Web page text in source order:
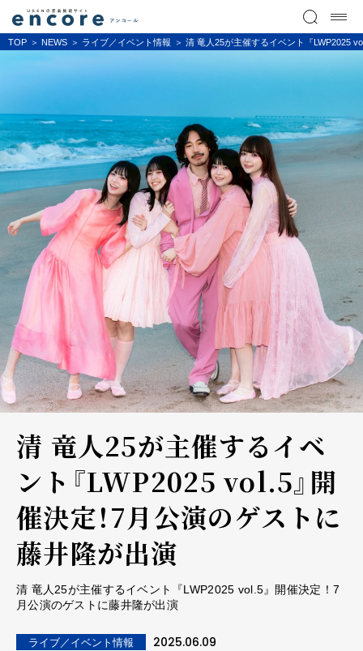
TOP NEWS ライブ／イベント情報 清 竜人25が主催するイベント『LWP2025
清 竜人25が主催するイベ
ント『LWP2025 vol.5』開
催決定！7月公演のゲストに
藤井隆が出演
清 竜人25が主催するイベント『LWP2025 vol.5』開催決定！7
月公演のゲストに藤井隆が出演
ライブ／イベント情報 2025.06.09